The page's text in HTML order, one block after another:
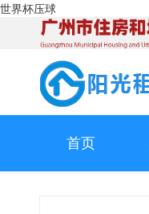
世界杯压球
首页